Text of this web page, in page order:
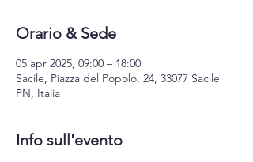
Orario & Sede
05 apr 2025, 09:00 – 18:00
Sacile, Piazza del Popolo, 24, 33077 Sacile
PN, Italia
Info sull'evento